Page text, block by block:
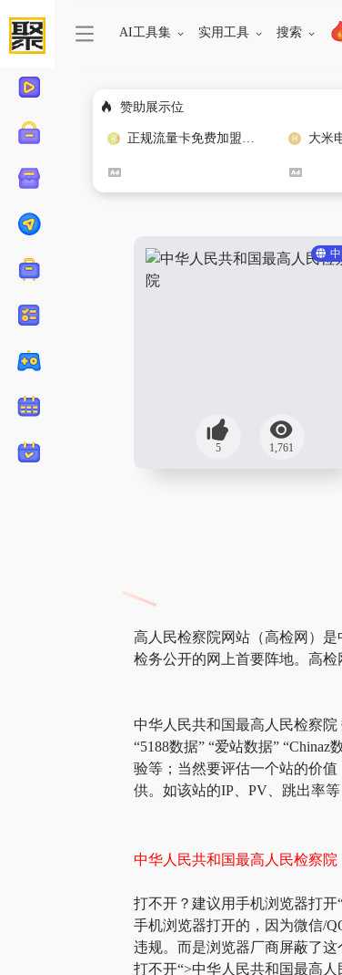
AI工具集 实用工具 搜索
赞助展示位
正规流量卡免费加盟合作 大米
5 1,761
高人民检察院网站（高检网）
检务公开的网上首要阵地。高
中华人民共和国最高人民检察
“5188数据” “爱站数据”
验等；当然要评估一个站的价
供。如该站的IP、PV、跳出率等
中华人民共和国最高人民检察院
打不开？建议用手机浏览器打
手机浏览器打开的，因为微信/
违规。而是浏览器厂商屏蔽了
打不开“>中华人民共和国最高